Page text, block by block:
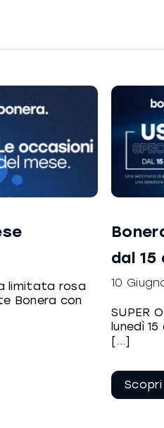
limitata rosa
Bonera con
dal 15
10
SUPER
lunedì
[...]
leggere